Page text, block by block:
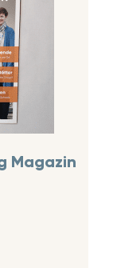
Magazin